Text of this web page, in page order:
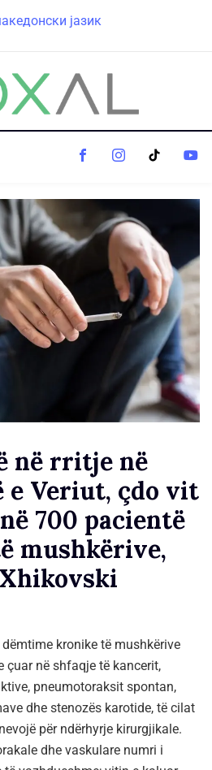
јазик
në rritje në
e Veriut, çdo vit
700 pacientë
mushkërive,
kronike të mushkërive
çuar në shfaqje të kancerit,
pneumotoraksit spontan,
dhe stenozës karotide, të cilat
për ndërhyrje kirurgjikale.
dhe vaskulare numri i